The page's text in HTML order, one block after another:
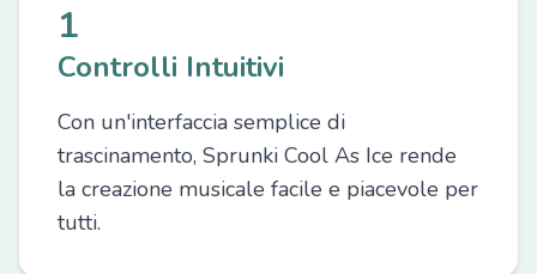
1
Controlli Intuitivi
Con un'interfaccia semplice di
trascinamento, Sprunki Cool As Ice rende
la creazione musicale facile e piacevole per
tutti.